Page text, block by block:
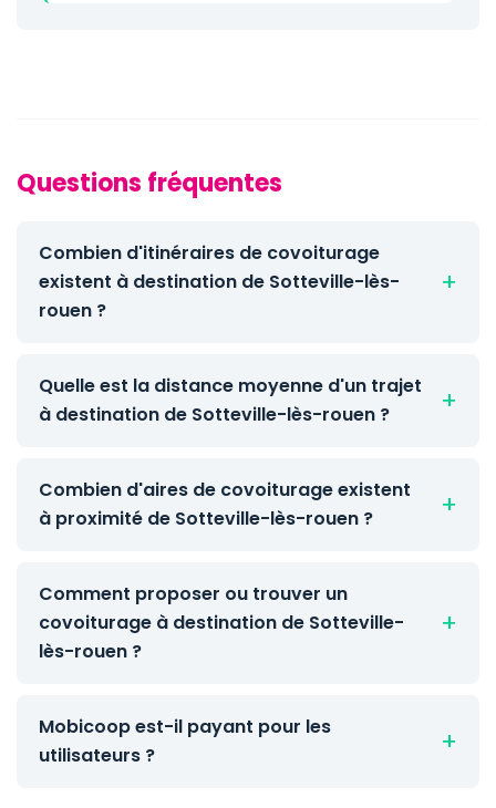
Questions fréquentes
Combien d'itinéraires de covoiturage
existent à destination de Sotteville-lès-
rouen ?
Quelle est la distance moyenne d'un trajet
à destination de Sotteville-lès-rouen ?
Combien d'aires de covoiturage existent
à proximité de Sotteville-lès-rouen ?
Comment proposer ou trouver un
covoiturage à destination de Sotteville-
lès-rouen ?
Mobicoop est-il payant pour les
utilisateurs ?